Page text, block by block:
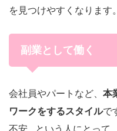
を見つけやすくなります。
副業として働く
会社員やパートなど、 本
ワークをするスタイルで